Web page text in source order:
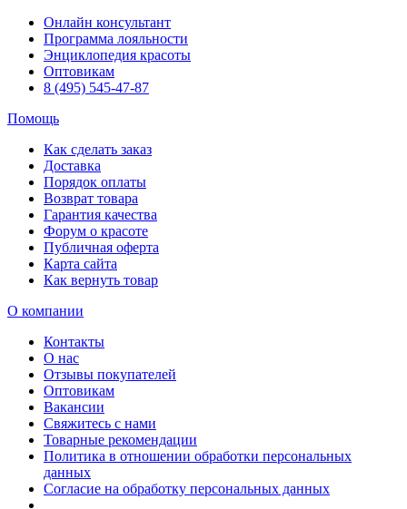
Онлайн консультант
Программа лояльности
Энциклопедия красоты
Оптовикам
8 (495) 545-47-87
Помощь
Как сделать заказ
Доставка
Порядок оплаты
Возврат товара
Гарантия качества
Форум о красоте
Публичная оферта
Карта сайта
Как вернуть товар
О компании
Контакты
О нас
Отзывы покупателей
Оптовикам
Вакансии
Свяжитесь с нами
Товарные рекомендации
Политика в отношении обработки персональных
данных
Согласие на обработку персональных данных